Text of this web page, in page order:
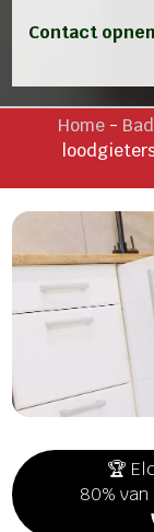
Contact
Home -
🏆
80%